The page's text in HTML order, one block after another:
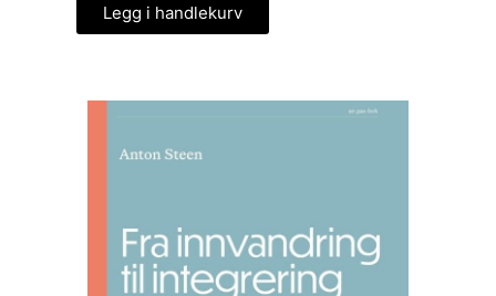
Legg i handlekurv